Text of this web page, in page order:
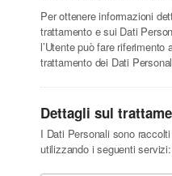
Per ottenere informazioni
trattamento e sui Dati
l’Utente può fare riferimento
trattamento dei Dati
Dettagli sul
I Dati Personali sono
utilizzando i seguenti servizi: